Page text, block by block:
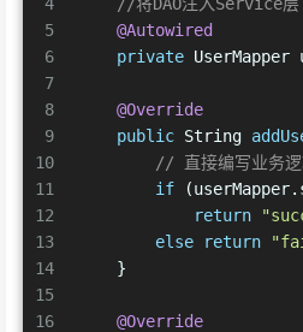
5
6
7
8
9
10
11
12
13
14
15
16
@Autowired
private UserMapper
@Override
public String
// 直接编写业务
if
return
else
return
    }
@Override